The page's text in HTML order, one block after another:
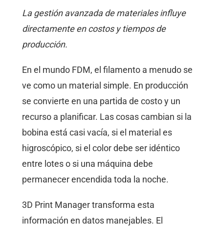
La gestión avanzada de materiales influye
directamente en costos y tiempos de
producción.
En el mundo FDM, el filamento a menudo se
ve como un material simple. En producción
se convierte en una partida de costo y un
recurso a planificar. Las cosas cambian si la
bobina está casi vacía, si el material es
higroscópico, si el color debe ser idéntico
entre lotes o si una máquina debe
permanecer encendida toda la noche.
3D Print Manager transforma esta
información en datos manejables. El